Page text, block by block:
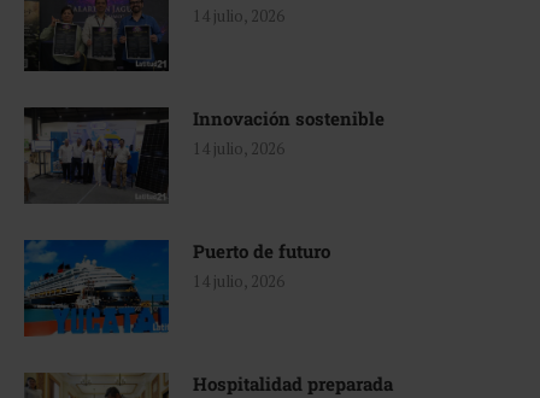
14 julio, 2026
Innovación sostenible
14 julio, 2026
Puerto de futuro
14 julio, 2026
Hospitalidad preparada